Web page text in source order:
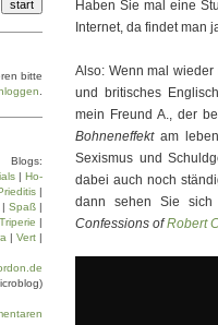
Haben Sie mal eine
Internet, da findet man
Also: Wenn mal
und britisches
mein Freund A., der
Bohneneffektam
Sexismus und
dabei auch noch
dann sehen Sie
Confessions ofRobert
bitte
Blogs:
| Ho­
|
| Spaß |
Tri­pe­rie |
| Vert |